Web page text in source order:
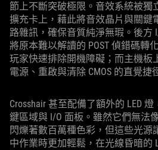
節上不斷突破極限。音效系統被獨
擴充卡上，藉此將音效晶片與關鍵
路雜訊，確保音質純淨無瑕。後方
將原本難以解讀的 POST 偵錯碼轉
玩家快速排除開機障礙；而主機板
電源、重啟與清除 CMOS 的直覺捷
Crosshair 甚至配備了額外的 LED
鍵區域與 I/O 面板。雖然它們無法
閃爍著數百萬種色彩，但這些光源
中作業時更加輕鬆，在光線昏暗的